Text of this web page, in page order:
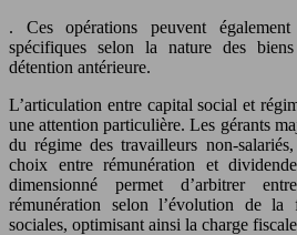
. Ces opérations peuvent également
spécifiques selon la nature des
détention antérieure.
L’articulation entre capital social et
une attention particulière. Les gérants
du régime des travailleurs non-
choix entre rémunération et
dimensionné permet d’arbitrer
rémunération selon l’évolution de la
sociales, optimisant ainsi la charge